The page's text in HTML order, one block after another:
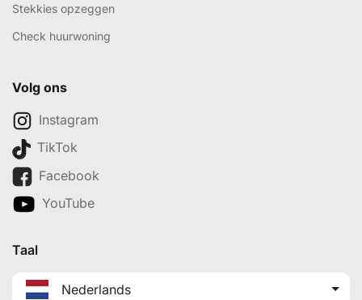
Stekkies opzeggen
Check huurwoning
Volg ons
Instagram
TikTok
Facebook
YouTube
Taal
Nederlands